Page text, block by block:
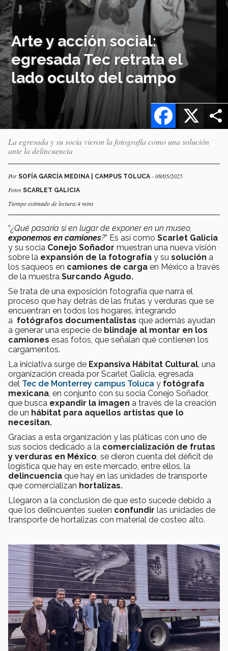
Arte y acción social:
egresada Tec retrata el
lado oculto del campo
X
Facebook
La egresada y su socia vieron la fotografía como una solución
ante la delincuencia
Por SOFÍA GARCÍA MEDINA | CAMPUS TOLUCA - 08/05/2025
Fotos SCARLET GALICIA
Tiempo estimado de lectura:4 mins
“¿Qué pasaría si en lugar de exponer en un museo,
exponemos en camiones?” Es así como Scarlet Galicia
y su socia Conejo Soñador muestran una nueva visión
sobre la expansión de la fotografía y su solución a
los saqueos en camiones de carga en México a través
de la muestra Surcando Agudo.
Se trata de una exposición fotografía que narra el
proceso que hay detrás de las frutas y verduras que se
encuentran en todos los hogares, integrando
a fotógrafos documentalistas que además ayudan
a generar una especie de blindaje al montar en los
camiones esas fotos, que señalan qué contienen los
cargamentos.
La iniciativa surge de Expansiva Hábitat Cultural , una
organización creada por Scarlet Galicia, egresada
del Tec de Monterrey campus Toluca y fotógrafa
mexicana , en conjunto con su socia Conejo Soñador,
que busca expandir la imagen a través de la creación
de un hábitat para aquellos artistas que lo
necesitan.
Gracias a esta organización y las pláticas con uno de
sus socios dedicado a la comercialización de frutas
y verduras en México , se dieron cuenta del déficit de
logística que hay en este mercado, entre ellos, la
delincuencia que hay en las unidades de transporte
que comercializan hortalizas.
Llegaron a la conclusión de que esto sucede debido a
que los delincuentes suelen confundir las unidades de
transporte de hortalizas con material de costeo alto.